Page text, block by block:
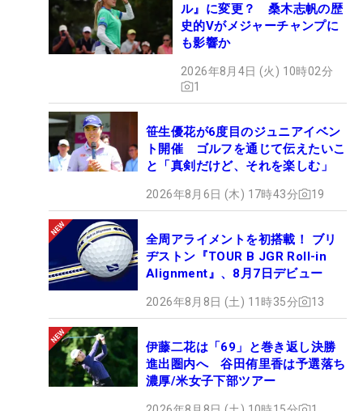
ル』に変更？ 桑木志帆の歴
史的Vがメジャーチャンプに
も影響か
2026年8月4日 (火) 10時02分
1
笹生優花が6度目のジュニアイベン
ト開催 ゴルフを通じて伝えたいこ
と「真剣だけど、それを楽しむ」
2026年8月6日 (木) 17時43分 19
全周アライメントを初搭載！ ブリ
ヂストン『TOUR B JGR Roll-in
Alignment』、8月7日デビュー
2026年8月8日 (土) 11時35分 13
伊藤二花は「69」と巻き返し決勝
進出圏内へ 谷田侑里香は予選落ち
濃厚/米女子下部ツアー